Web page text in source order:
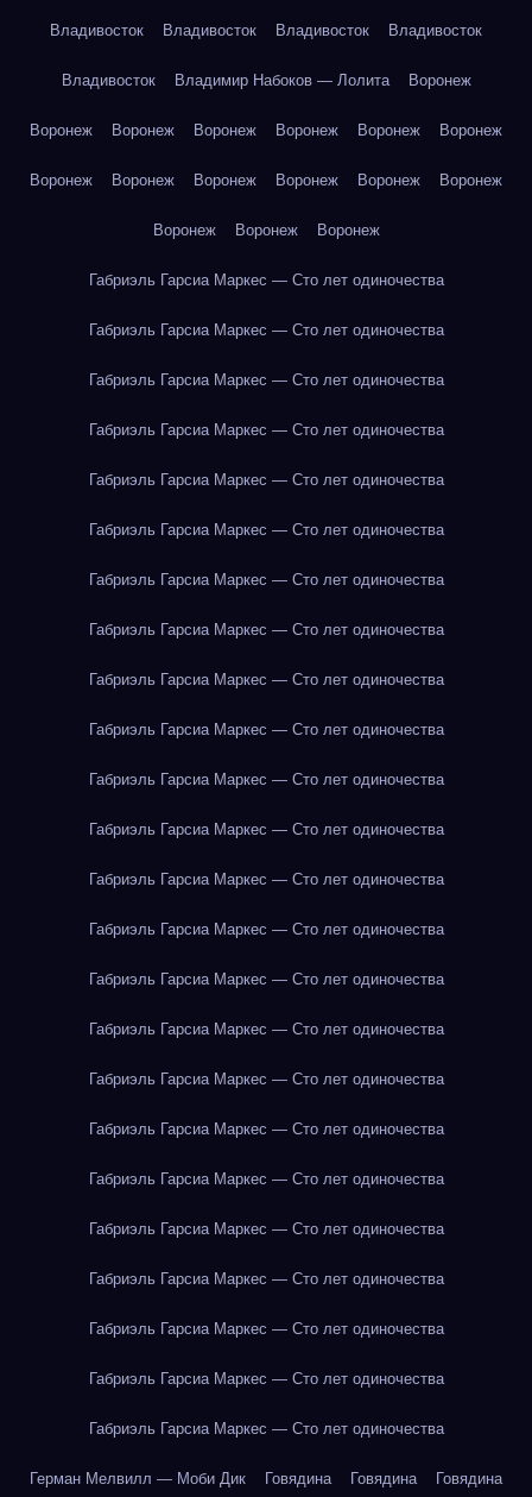
Владивосток Владивосток Владивосток Владивосток
Владивосток Владимир Набоков — Лолита Воронеж
Воронеж Воронеж Воронеж Воронеж Воронеж Воронеж
Воронеж Воронеж Воронеж Воронеж Воронеж Воронеж
Воронеж Воронеж Воронеж
Габриэль Гарсиа Маркес — Сто лет одиночества
Габриэль Гарсиа Маркес — Сто лет одиночества
Габриэль Гарсиа Маркес — Сто лет одиночества
Габриэль Гарсиа Маркес — Сто лет одиночества
Габриэль Гарсиа Маркес — Сто лет одиночества
Габриэль Гарсиа Маркес — Сто лет одиночества
Габриэль Гарсиа Маркес — Сто лет одиночества
Габриэль Гарсиа Маркес — Сто лет одиночества
Габриэль Гарсиа Маркес — Сто лет одиночества
Габриэль Гарсиа Маркес — Сто лет одиночества
Габриэль Гарсиа Маркес — Сто лет одиночества
Габриэль Гарсиа Маркес — Сто лет одиночества
Габриэль Гарсиа Маркес — Сто лет одиночества
Габриэль Гарсиа Маркес — Сто лет одиночества
Габриэль Гарсиа Маркес — Сто лет одиночества
Габриэль Гарсиа Маркес — Сто лет одиночества
Габриэль Гарсиа Маркес — Сто лет одиночества
Габриэль Гарсиа Маркес — Сто лет одиночества
Габриэль Гарсиа Маркес — Сто лет одиночества
Габриэль Гарсиа Маркес — Сто лет одиночества
Габриэль Гарсиа Маркес — Сто лет одиночества
Габриэль Гарсиа Маркес — Сто лет одиночества
Габриэль Гарсиа Маркес — Сто лет одиночества
Габриэль Гарсиа Маркес — Сто лет одиночества
Герман Мелвилл — Моби Дик Говядина Говядина Говядина